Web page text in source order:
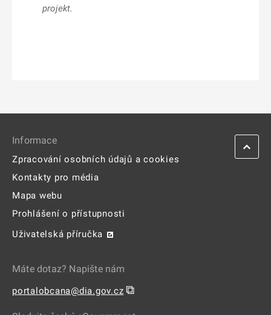
projekt.
Informace
Zpracování osobních údajů a cookies
Kontakty pro média
Mapa webu
Prohlášení o přístupnosti
Uživatelská příručka
Máte dotaz? Napište nám
portalobcana@dia.gov.cz ⧉